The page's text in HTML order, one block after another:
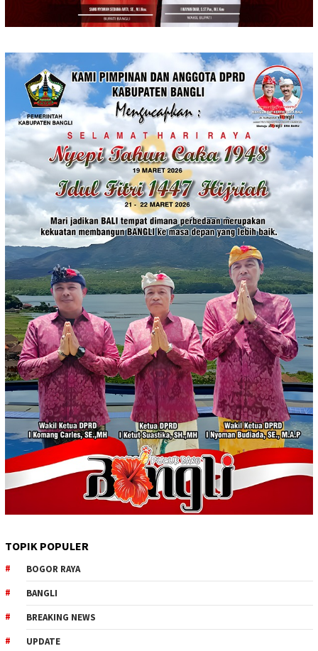
TOPIK POPULER
BOGOR RAYA
BANGLI
BREAKING NEWS
UPDATE